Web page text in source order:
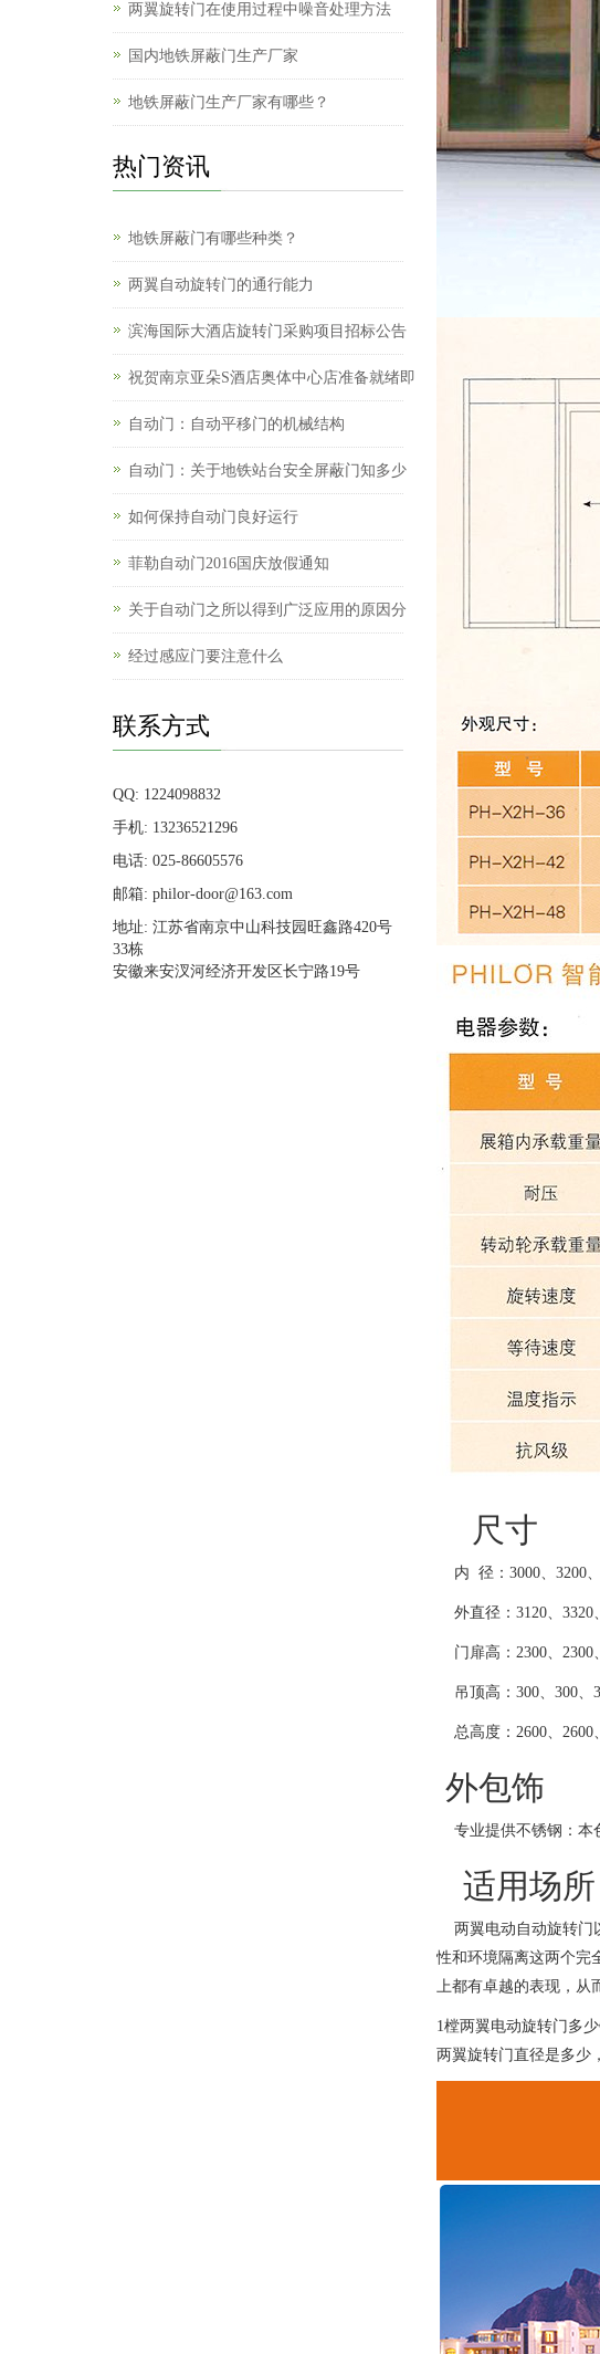
尺寸
内 径：3000、3200、
外直径：3120、3320
门扉高：2300、2300
吊顶高：300、300、
总高度：2600、2600
外包饰
专业提供不锈钢：本
适用场所
两翼电动自动旋转门
性和环境隔离这两个完
上都有卓越的表现，从
1樘两翼电动旋转门多
两翼旋转门直径是多少
两翼旋转门在使用过程中噪音处理方法
国内地铁屏蔽门生产厂家
地铁屏蔽门生产厂家有哪些？
热门资讯
地铁屏蔽门有哪些种类？
两翼自动旋转门的通行能力
滨海国际大酒店旋转门采购项目招标公告
祝贺南京亚朵S酒店奥体中心店准备就绪即
自动门：自动平移门的机械结构
自动门：关于地铁站台安全屏蔽门知多少
如何保持自动门良好运行
菲勒自动门2016国庆放假通知
关于自动门之所以得到广泛应用的原因分
经过感应门要注意什么
联系方式
QQ: 1224098832
手机: 13236521296
电话: 025-86605576
邮箱: philor-door@163.com
地址: 江苏省南京中山科技园旺鑫路420号
33栋
安徽来安汊河经济开发区长宁路19号